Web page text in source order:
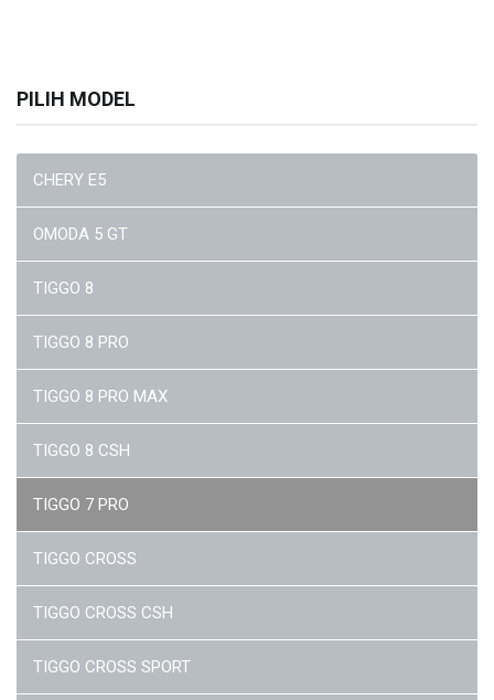
PILIH MODEL
CHERY E5
OMODA 5 GT
TIGGO 8
TIGGO 8 PRO
TIGGO 8 PRO MAX
TIGGO 8 CSH
TIGGO 7 PRO
TIGGO CROSS
TIGGO CROSS CSH
TIGGO CROSS SPORT